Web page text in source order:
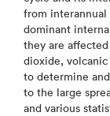
from
dominant
they are
dioxide,
to determine
to the large
and various